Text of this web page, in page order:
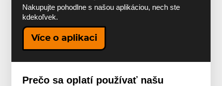
Nakupujte pohodlne s našou aplikáciou, nech ste
kdekoľvek.
Více o aplikaci
Prečo sa oplatí používať našu